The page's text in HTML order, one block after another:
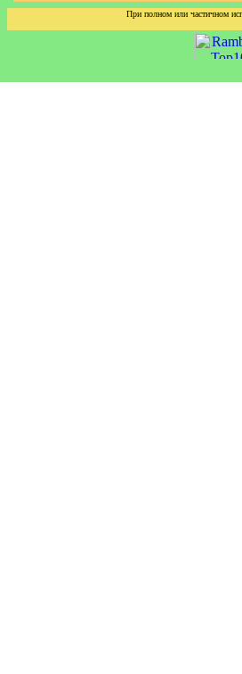
При полном или частичном